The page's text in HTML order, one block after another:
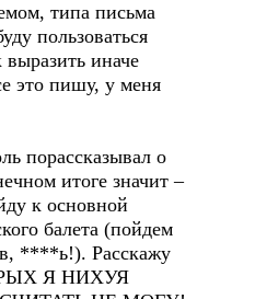
типа письма
пользоваться
выразить иначе
это пишу, у меня
порассказывал о
итоге значит –
к основной
балета (пойдем
****ь!). Расскажу
Я НИХУЯ